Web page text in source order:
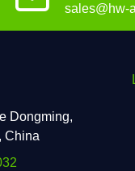
sales@hw-
Dongming,
China